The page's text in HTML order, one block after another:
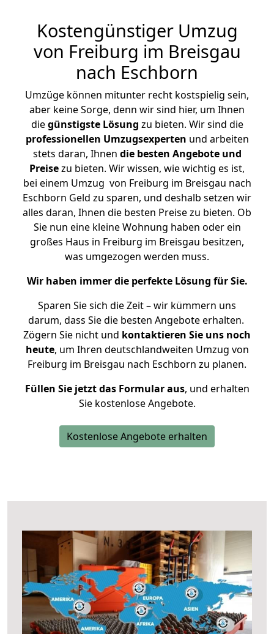
Kostengünstiger Umzug
von Freiburg im Breisgau
nach Eschborn
Umzüge können mitunter recht kostspielig sein,
aber keine Sorge, denn wir sind hier, um Ihnen
diegünstigste Lösung zu bieten. Wir sind die
professionellen Umzugsexperten und arbeiten
stets daran, Ihnen die besten Angebote und
Preisezu bieten. Wir wissen, wie wichtig es ist,
bei einem Umzug von Freiburg im Breisgau nach
Eschborn Geld zu sparen, und deshalb setzen wir
alles daran, Ihnen die besten Preise zu bieten. Ob
Sie nun eine kleine Wohnung haben oder ein
großes Haus in Freiburg im Breisgau besitzen,
was umgezogen werden muss.
Wir haben immer die perfekte Lösung für Sie.
Sparen Sie sich die Zeit – wir kümmern uns
darum, dass Sie die besten Angebote erhalten.
Zögern Sie nicht und kontaktieren Sie uns noch
heute, um Ihren deutschlandweiten Umzug von
Freiburg im Breisgau nach Eschborn zu planen.
Füllen Sie jetzt das Formular aus, und erhalten
Sie kostenlose Angebote.
Kostenlose Angebote erhalten